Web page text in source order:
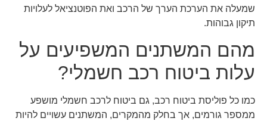
שמעלה את הערכת הערך של הרכב ואת הפוטנציאל לעלויות
תיקון גבוהות.
מהם המשתנים המשפיעים על
עלות ביטוח רכב חשמלי?
כמו כל פוליסת ביטוח רכב, גם ביטוח לרכב חשמלי מושפע
ממספר גורמים, אך בחלק מהמקרים, המשתנים עשויים להיות